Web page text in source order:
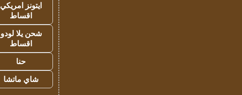
ايتونز امريكي
اقساط
شحن يلا لودو
اقساط
حنا
شاي ماتشا